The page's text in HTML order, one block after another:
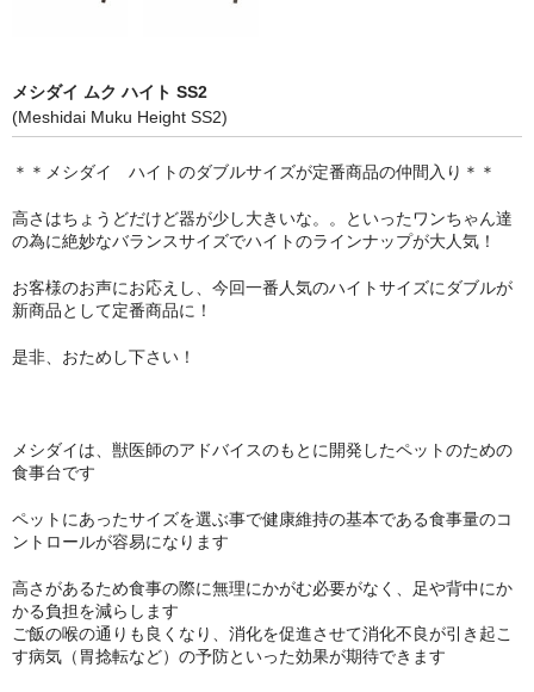
メシダイ ムク ハイト SS2
(Meshidai Muku Height SS2)
＊＊メシダイ ハイトのダブルサイズが定番商品の仲間入り＊＊
高さはちょうどだけど器が少し大きいな。。といったワンちゃん達
の為に絶妙なバランスサイズでハイトのラインナップが大人気！
お客様のお声にお応えし、今回一番人気のハイトサイズにダブルが
新商品として定番商品に！
是非、おためし下さい！
メシダイは、獣医師のアドバイスのもとに開発したペットのための
食事台です
ペットにあったサイズを選ぶ事で健康維持の基本である食事量のコ
ントロールが容易になります
高さがあるため食事の際に無理にかがむ必要がなく、足や背中にか
かる負担を減らします
ご飯の喉の通りも良くなり、消化を促進させて消化不良が引き起こ
す病気（胃捻転など）の予防といった効果が期待できます